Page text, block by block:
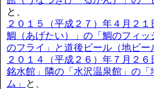
と、
２０１５（平成２７）年４月２
鯛（あげたい）」の「鯛のフィ
のフライ」と道後ビール（地ビー
２０１４（平成２６）年７月２
銘水館」隣の「水沢温泉館」の「
ム」
と、